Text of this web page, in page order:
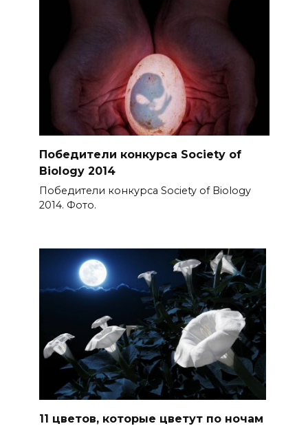
Победители конкурса Society of
Biology 2014
Победители конкурса Society of Biology
2014. Фото.
11 цветов, которые цветут по ночам